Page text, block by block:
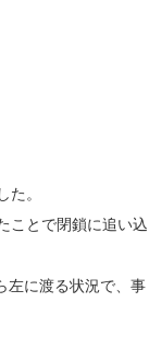
。
ことで閉鎖に追い込
左に渡る状況で、事